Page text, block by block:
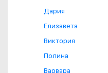
Дария
Елизавета
Виктория
Полина
Варвара